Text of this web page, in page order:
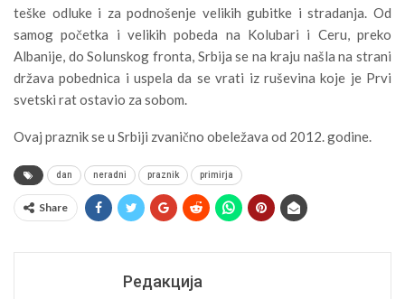
teške odluke i za podnošenje velikih gubitke i stradanja. Od
samog početka i velikih pobeda na Kolubari i Ceru, preko
Albanije, do Solunskog fronta, Srbija se na kraju našla na strani
država pobednica i uspela da se vrati iz ruševina koje je Prvi
svetski rat ostavio za sobom.
Ovaj praznik se u Srbiji zvanično obeležava od 2012. godine.
dan neradni praznik primirja
Share
Редакција